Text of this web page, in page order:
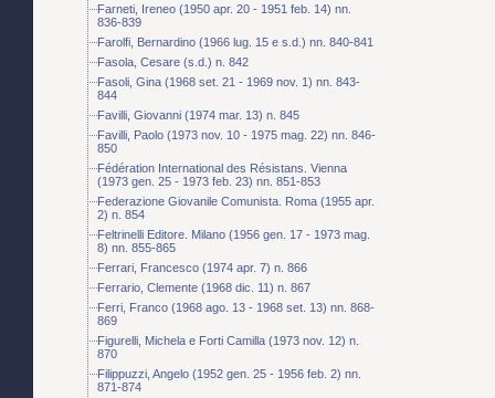
Farneti, Ireneo (1950 apr. 20 - 1951 feb. 14) nn.
836-839
Farolfi, Bernardino (1966 lug. 15 e s.d.) nn. 840-841
Fasola, Cesare (s.d.) n. 842
Fasoli, Gina (1968 set. 21 - 1969 nov. 1) nn. 843-
844
Favilli, Giovanni (1974 mar. 13) n. 845
Favilli, Paolo (1973 nov. 10 - 1975 mag. 22) nn. 846-
850
Fédération International des Résistans. Vienna
(1973 gen. 25 - 1973 feb. 23) nn. 851-853
Federazione Giovanile Comunista. Roma (1955 apr.
2) n. 854
Feltrinelli Editore. Milano (1956 gen. 17 - 1973 mag.
8) nn. 855-865
Ferrari, Francesco (1974 apr. 7) n. 866
Ferrario, Clemente (1968 dic. 11) n. 867
Ferri, Franco (1968 ago. 13 - 1968 set. 13) nn. 868-
869
Figurelli, Michela e Forti Camilla (1973 nov. 12) n.
870
Filippuzzi, Angelo (1952 gen. 25 - 1956 feb. 2) nn.
871-874